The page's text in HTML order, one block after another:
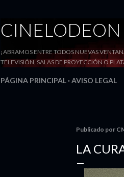
CINELODEON
¡ABRAMOS ENTRE TODOS NUEVAS
TELEVISIÓN, SALAS DE PROYECCIÓN O
PÁGINA PRINCIPAL AVISO LEGAL
Publicado por
LA